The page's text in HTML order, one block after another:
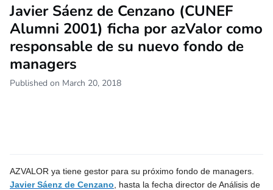
Javier Sáenz de Cenzano (CUNEF
Alumni 2001) ficha por azValor como
responsable de su nuevo fondo de
managers
Published on March 20, 2018
AZVALOR ya tiene gestor para su próximo fondo de managers.
Javier Sáenz de Cenzano , hasta la fecha director de Análisis de